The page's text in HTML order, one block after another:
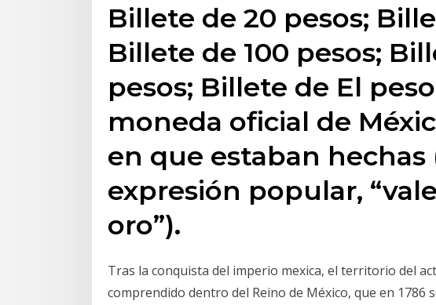
Billete de 20 pesos;
Billete de 100 pesos;
pesos; Billete de El
moneda oficial de
en que estaban hechas
expresión popular,
oro”).
Tras la conquista del imperio mexica, el territorio del
comprendido dentro del Reino de México, que en 1786